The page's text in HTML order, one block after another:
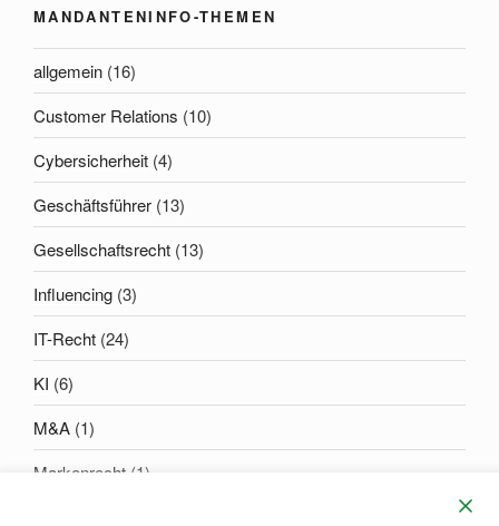
MANDANTENINFO-THEMEN
allgemein (16)
Customer Relations (10)
Cybersicherheit (4)
Geschäftsführer (13)
Gesellschaftsrecht (13)
Influencing (3)
IT-Recht (24)
KI (6)
M&A (1)
Markenrecht (1)